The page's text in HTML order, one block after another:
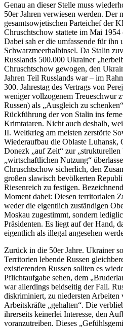
Genau an dieser Stelle muss
50er Jahren verwiesen werden. Der
gesamtsowjetischen Parteichef der
Chruschtschow stattete im Mai
Dabei sah er die umfassende für ihn
Schwarzmeerhalbinsel. Da Stalin
Russlands 500.000 Ukrainer
Chruschtschow gewogen, den
Jahren Teil Russlands war – im
300. Jahrestag des Vertrags von
weniger vollzogenem Treueschwur
Russen) als „Ausgleich zu
Rückführung der von Stalin ins
Krimtataren. Nicht auch deshalb,
II. Weltkrieg am meisten zerstörte
Wiederaufbau die Oblaste Luhansk,
Donezk „auf Zeit“ zur „strukturellen
„wirtschaftlichen Nutzung“
Chruschtschow sicherlich, den
großen slawisch bevölkerten
Riesenreich zu festigen.
Moment dabei: Diesen territorialen
weder die eigentlich zuständigen
Moskau zugestimmt, sondern
Präsidenten. Es liegt auf der Hand,
eigentlich als illegal angesehen
Zurück in die 50er Jahre. Ukrainer
Territorien lebende Russen
existierenden Russen sollten es
Pflichtaufgabe sehen, dem
war allerdings beidseitig der Fall.
diskriminiert, zu niedersten
Arbeitskräfte „gehalten“. Die
ihrerseits keinerlei Interesse, den
voranzutreiben. Dieses